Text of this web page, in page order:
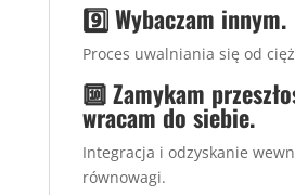
9️⃣ Wybaczam innym.
Proces uwalniania się od
🔟 Zamykam
wracam do siebie.
Integracja i odzyskanie
równowagi.